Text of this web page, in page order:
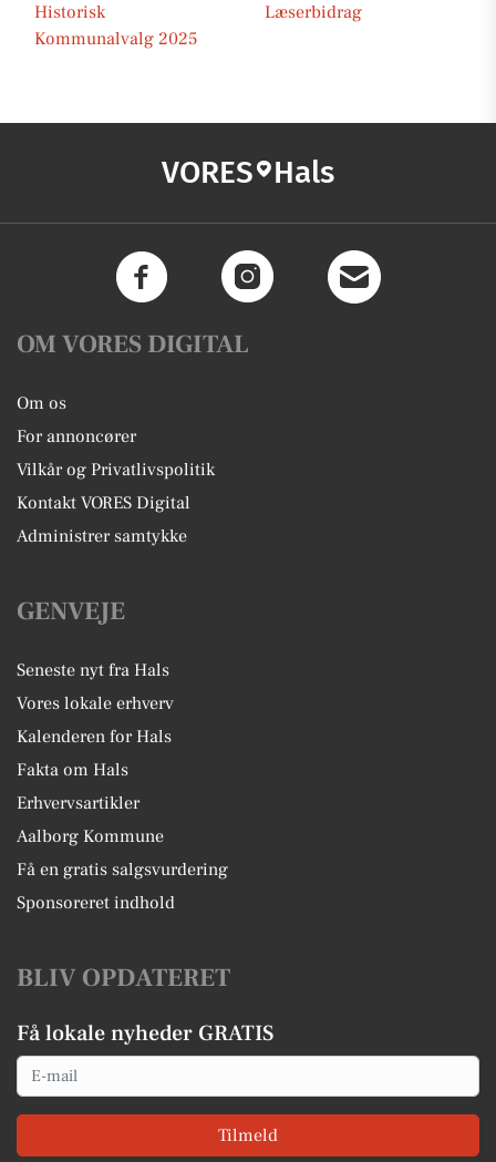
Historisk
Læserbidrag
Kommunalvalg 2025
VORES Hals
OM VORES DIGITAL
Om os
For annoncører
Vilkår og Privatlivspolitik
Kontakt VORES Digital
Administrer samtykke
GENVEJE
Seneste nyt fra Hals
Vores lokale erhverv
Kalenderen for Hals
Fakta om Hals
Erhvervsartikler
Aalborg Kommune
Få en gratis salgsvurdering
Sponsoreret indhold
BLIV OPDATERET
Få lokale nyheder GRATIS
Email
Tilmeld